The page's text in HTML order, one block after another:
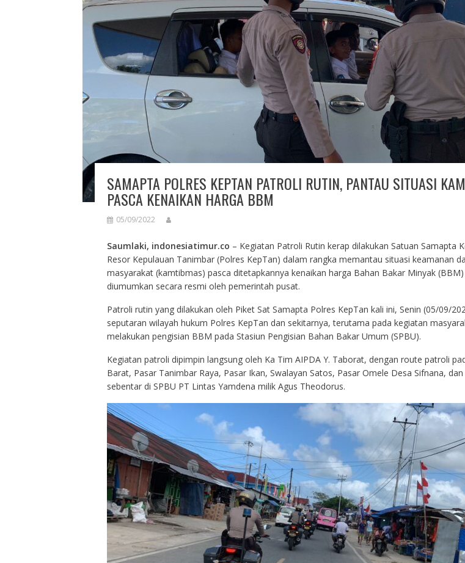
SAMAPTA POLRES KEPTAN PATROLI RUTIN, PANTAU SITUASI
PASCA KENAIKAN HARGA BBM
05/09/2022
Saumlaki, indonesiatimur.co – Kegiatan Patroli Rutin kerap dilakukan Satuan Samapta
Resor Kepulauan Tanimbar (Polres KepTan) dalam rangka memantau situasi keamanan
masyarakat (kamtibmas) pasca ditetapkannya kenaikan harga Bahan Bakar Minyak
diumumkan secara resmi oleh pemerintah pusat.
Patroli rutin yang dilakukan oleh Piket Sat Samapta Polres KepTan kali ini, Senin (05/09/
seputaran wilayah hukum Polres KepTan dan sekitarnya, terutama pada kegiatan
melakukan pengisian BBM pada Stasiun Pengisian Bahan Bakar Umum (SPBU).
Kegiatan patroli dipimpin langsung oleh Ka Tim AIPDA Y. Taborat, dengan route patroli
Barat, Pasar Tanimbar Raya, Pasar Ikan, Swalayan Satos, Pasar Omele Desa Sifnana,
sebentar di SPBU PT Lintas Yamdena milik Agus Theodorus.